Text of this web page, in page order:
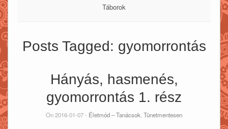
Táborok
Posts Tagged: gyomorrontás
Hányás, hasmenés,
gyomorrontás 1. rész
On 2016-01-07 - Életmód – Tanácsok Tünetmentesen